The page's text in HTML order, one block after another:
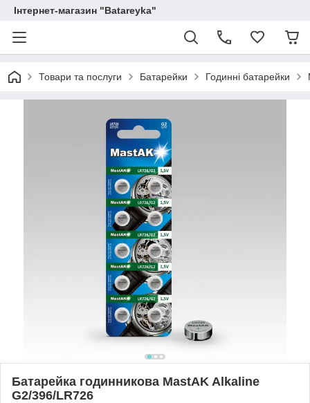
Інтернет-магазин "Batareyka"
Товари та послуги Батарейки Годинні батарейки
Батарейка годинникова MastAK Alkaline
G2/396/LR726